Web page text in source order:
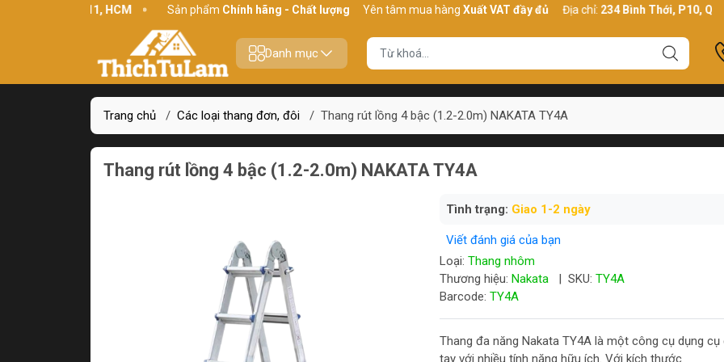
P10, Q11, HCM Sản phẩmChính hãng - Chất lượng Yên tâm mua hàngXuất VAT đầy đủ Địa chỉ: 234 Bình Thới, P10, Q11, HCM
Danh mục
Trang chủ / Các loại thang đơn, đôi / Thang rút lồng 4 bậc (1.2-2.0m) NAKATA TY4A
Thang rút lồng 4 bậc (1.2-2.0m) NAKATA TY4A
Tình trạng: Giao 1-2 ngày
Viết đánh giá của bạn
Loại: Thang nhôm
Thương hiệu: Nakata | SKU: TY4A
Barcode: TY4A
Thang đa năng Nakata TY4A là một công cụ dụng cụ
tay với nhiều tính năng hữu ích. Với kích thước